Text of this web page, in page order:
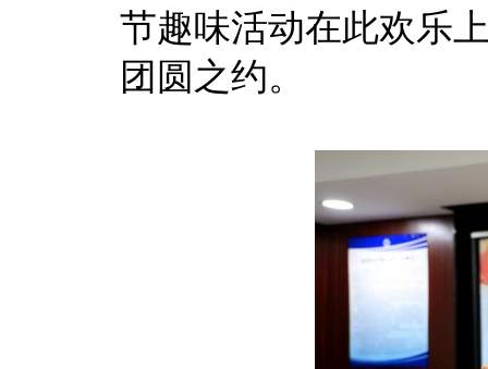
节趣味活动在此欢乐
团圆之约。